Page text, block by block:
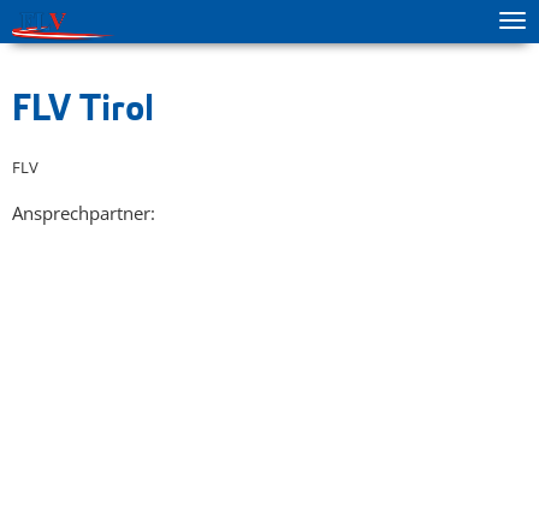
zur Hauptnavigation springen
zum Inhalt springen
FLV Tirol
FLV
Ansprechpartner: